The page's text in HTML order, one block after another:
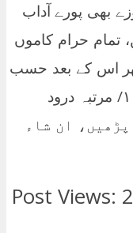
بھی پورے آداب
تمام حرام کاموں
اس کے بعد حسب
ذیل وظیفہ روزانہ صبح وشام پڑھتے رہیں، استغفار ۱۰۰/ مرتبہ، کلمہ طیبہ ۱۰۰/ مرتبہ درود
بھی پڑھیں، ان شاء
Post Views: